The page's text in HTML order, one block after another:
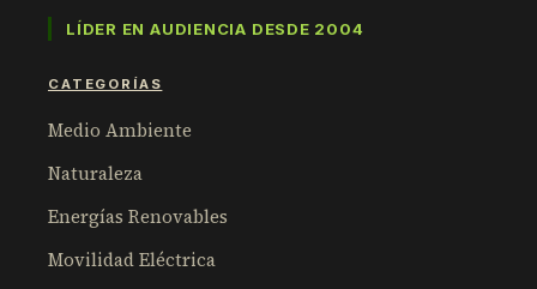
LÍDER EN AUDIENCIA DESDE 2004
CATEGORÍAS
Medio Ambiente
Naturaleza
Energías Renovables
Movilidad Eléctrica